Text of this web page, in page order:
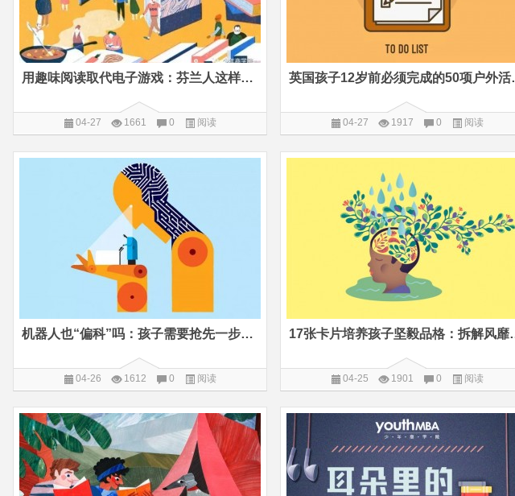
用趣味阅读取代电子游戏：芬兰人这样培养孩子的阅读习惯
04-27 1661 0 阅读
英国孩
04-27 1917 0 阅读
机器人也“偏科”吗：孩子需要抢先一步的科学启蒙
04-26 1612 0 阅读
17张卡片培养
04-25 1901 0 阅读